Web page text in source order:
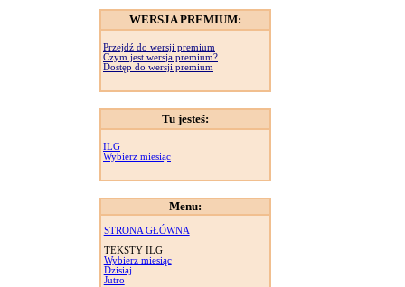
WERSJA PREMIUM:
Przejdź do wersji premium
Czym jest wersja premium?
Dostęp do wersji premium
Tu jesteś:
ILG
Wybierz miesiąc
Menu:
STRONA GŁÓWNA
TEKSTY ILG
Wybierz miesiąc
Dzisiaj
Jutro